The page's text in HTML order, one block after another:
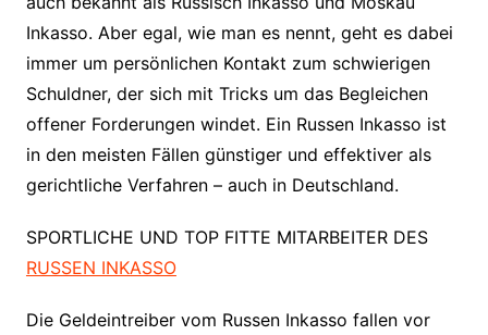
Inkasso. Aber egal, wie man es nennt, geht es dabei
immer um persönlichen Kontakt zum schwierigen
Schuldner, der sich mit Tricks um das Begleichen
offener Forderungen windet. Ein Russen Inkasso ist
in den meisten Fällen günstiger und effektiver als
gerichtliche Verfahren – auch in Deutschland.
SPORTLICHE UND TOP FITTE MITARBEITER DES
RUSSEN INKASSO
Die Geldeintreiber vom Russen Inkasso fallen vor